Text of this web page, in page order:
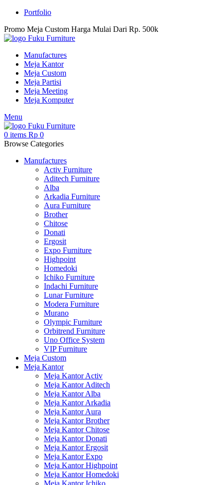
Portfolio
Promo Meja Custom Harga Mulai Dari Rp. 500k
Manufactures
Meja Kantor
Meja Custom
Meja Partisi
Meja Meeting
Meja Komputer
Menu
0 items Rp 0
Browse Categories
Manufactures
Activ Furniture
Aditech Furniture
Alba
Arkadia Furniture
Aura Furniture
Brother
Chitose
Donati
Ergosit
Expo Furniture
Highpoint
Homedoki
Ichiko Furniture
Indachi Furniture
Lunar Furniture
Modera Furniture
Murano
Olympic Furniture
Orbitrend Furniture
Uno Office System
VIP Furniture
Meja Custom
Meja Kantor
Meja Kantor Activ
Meja Kantor Aditech
Meja Kantor Alba
Meja Kantor Arkadia
Meja Kantor Aura
Meja Kantor Brother
Meja Kantor Chitose
Meja Kantor Donati
Meja Kantor Ergosit
Meja Kantor Expo
Meja Kantor Highpoint
Meja Kantor Homedoki
Meja Kantor Ichiko